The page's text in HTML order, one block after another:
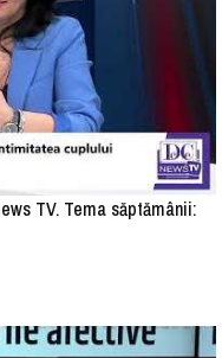
TV. Tema săptămânii: